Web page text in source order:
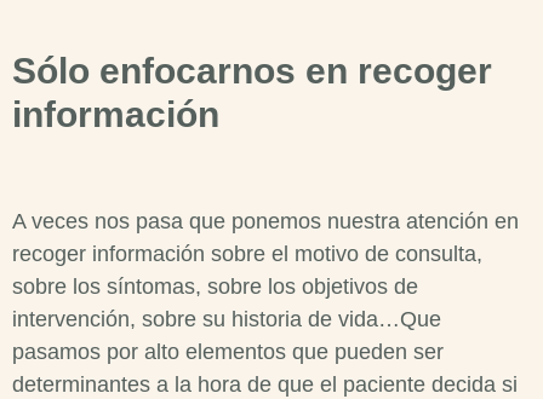
Sólo enfocarnos en recoger
información
A veces nos pasa que ponemos nuestra atención en
recoger información sobre el motivo de consulta,
sobre los síntomas, sobre los objetivos de
intervención, sobre su historia de vida…Que
pasamos por alto elementos que pueden ser
determinantes a la hora de que el paciente decida si